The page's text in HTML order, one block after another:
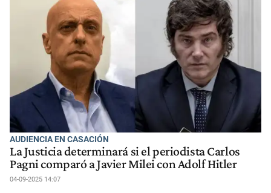
AUDIENCIA EN CASACIÓN
La Justicia determinará si el periodista Carlos
Pagni comparó a Javier Milei con Adolf Hitler
04-09-2025 14:07